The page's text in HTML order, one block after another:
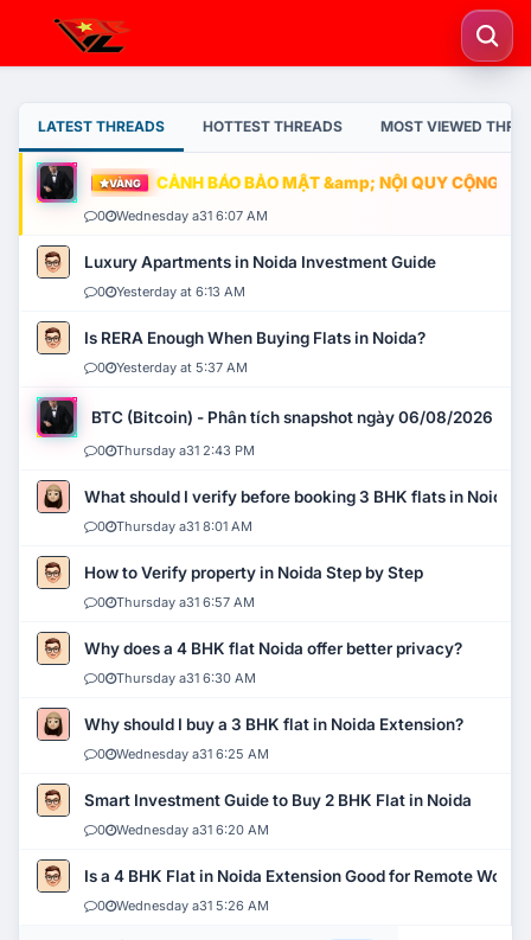
LATEST THREADS HOTTEST THREADS MOST VIEWED
VÀNG CẢNH BÁO BẢO MẬT &amp; NỘI QUY CỘNG
0 Wednesday a31 6:07 AM
Luxury Apartments in Noida Investment Guide
0 Yesterday at 6:13 AM
Is RERA Enough When Buying Flats in Noida?
0 Yesterday at 5:37 AM
BTC (Bitcoin) - Phân tích snapshot ngày 06/08/2026
0 Thursday a31 2:43 PM
What should I verify before booking 3 BHK flats in Noida?
0 Thursday a31 8:01 AM
How to Verify property in Noida Step by Step
0 Thursday a31 6:57 AM
Why does a 4 BHK flat Noida offer better privacy?
0 Thursday a31 6:30 AM
Why should I buy a 3 BHK flat in Noida Extension?
0 Wednesday a31 6:25 AM
Smart Investment Guide to Buy 2 BHK Flat in Noida
0 Wednesday a31 6:20 AM
Is a 4 BHK Flat in Noida Extension Good for Remote Work?
0 Wednesday a31 5:26 AM